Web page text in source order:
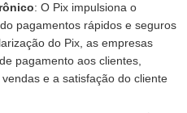
: O Pix impulsiona o
pagamentos rápidos e seguros
do Pix, as empresas
pagamento aos clientes,
e a satisfação do cliente